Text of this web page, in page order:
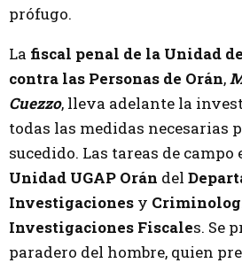
prófugo.
La fiscal penal de la Unidad
contra las Personas de Orán,
Cuezzo, lleva adelante la
todas las medidas necesarias
sucedido. Las tareas de campo
Unidad UGAP Orán del
Investigaciones y
Investigaciones Fiscales. Se
paradero del hombre, quien